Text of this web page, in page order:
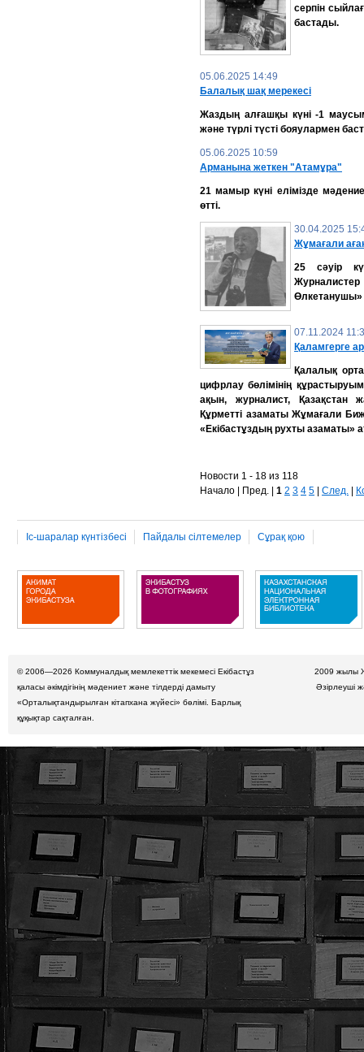
серпін
бастады.
05.06.2025 14:49
Балалық шақ мерекесі
Жаздың алғашқы күні -1
және түрлі түсті бояулармен
05.06.2025 10:59
Арманына жеткен "Атамұра"
21 мамыр күні елімізде
өтті.
30.04.2025
Жұмағали
25 сәуір
Журналистер
Өлкетанушы»
07.11.2024
Қаламгерге
Қалалық
цифрлау бөлімінің
ақын, журналист, Қазақстан
Құрметті азаматы Жұмағали
«Екібастұздың рухты азаматы»
Новости 1 - 18 из 118
Начало | Пред. | 1 2 3 4 5 След.
Іс-шаралар күнтізбесі Пайдалы сілтемелер Сұрақ қою
© 2006—2026 Коммуналдық мемлекеттік мекемесі Екібастұз
қаласы әкімдігінің мәдениет және тілдерді дамыту
«Орталықтандырылған кітапхана жүйесі» бөлімі. Барлық
құқықтар сақталған.
2009 жылы
Әзірлеуші